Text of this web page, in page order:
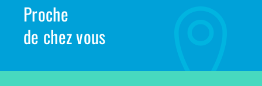
Proche
de chez vous